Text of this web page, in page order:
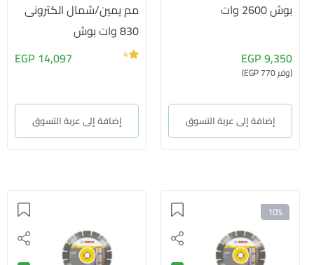
بوش 2600 وات
9,350 EGP
(وفر 770 EGP)
إضافة إلى عربة التسوق
مم يمين/شمال الكترونى
830 وات بوش
14,097 EGP
4
إضافة إلى عربة التسوق
10%